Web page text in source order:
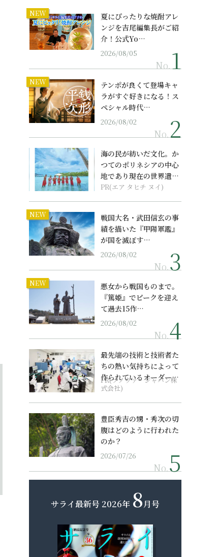
NEW
夏にぴったりな焼酎アレ
ンジを吉尾編集長がご紹
介！公式Yo…
2026/08/05
No.
NEW
テンポが良くて登場キャ
ラがすぐ好きになる！ス
ペシャル時代…
2026/08/02
No.
海の民が紡いだ文化。か
つてのポリネシアの中心
地であり現在の世界遺産
からみえてくる...
PR(エア タヒチ ヌイ)
NEW
戦国大名・武田信玄の事
績を描いた『甲陽軍鑑』
が国を滅ぼす…
2026/08/02
No.
NEW
悪女から戦国ものまで。
『篤姫』でピークを迎え
て過去15作…
2026/08/02
No.
最先端の技術と技術者た
ちの熱い気持ちによって
作られているオーダーメ
イド補聴器
PR(ソノヴァ・ジャパン株
式会社)
豊臣秀吉の甥・秀次の切
腹はどのように行われた
のか？
2026/07/26
No.
サライ最新号 2026年 8月号